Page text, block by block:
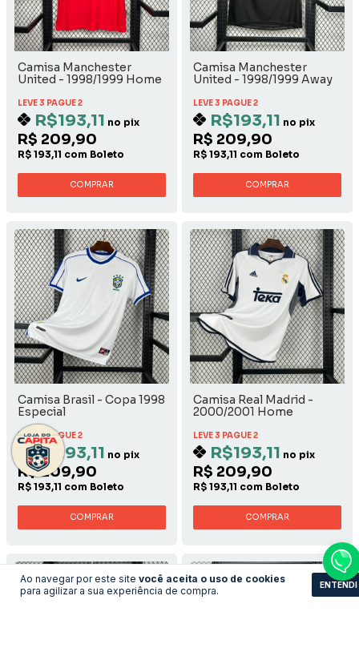
Ao navegar por este site você aceita o uso de cookies
para agilizar a sua experiência de compra.
ENTENDI
Camisa Manchester
United - 1998/1999 Home
LEVE 3 PAGUE 2
R$193,11 no pix
R$ 209,90
R$ 193,11 com Boleto
COMPRAR
Camisa Manchester
United - 1998/1999 Away
LEVE 3 PAGUE 2
R$193,11 no pix
R$ 209,90
R$ 193,11 com Boleto
COMPRAR
Camisa Brasil - Copa 1998
Especial
LEVE 3 PAGUE 2
R$193,11 no pix
R$ 209,90
R$ 193,11 com Boleto
COMPRAR
Camisa Real Madrid -
2000/2001 Home
LEVE 3 PAGUE 2
R$193,11 no pix
R$ 209,90
R$ 193,11 com Boleto
COMPRAR